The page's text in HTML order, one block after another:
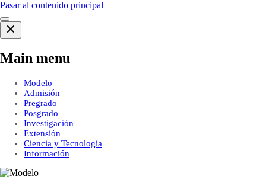
Pasar al contenido principal
Main menu
Modelo
Admisión
Pregrado
Posgrado
Investigación
Extensión
Ciencia y Tecnología
Información